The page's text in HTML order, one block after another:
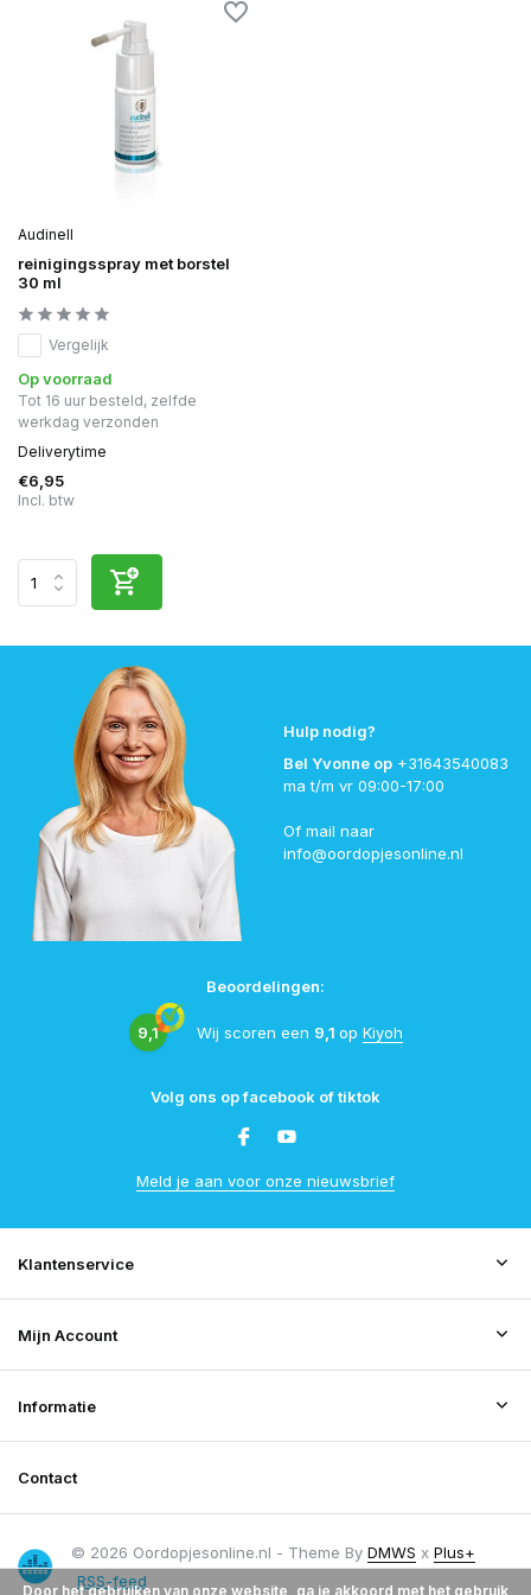
Audinell
reinigingsspray met borstel
30 ml
Vergelijk
Op voorraad
Tot 16 uur besteld, zelfde
werkdag verzonden
Deliverytime
€6,95
Incl. btw
Hulp nodig?
Bel Yvonne op +31643540083
ma t/m vr 09:00-17:00
Of mail naar
info@oordopjesonline.nl
Beoordelingen:
9,1 Wij scoren een 9,1 op Kiyoh
Volg ons op facebook of tiktok
Meld je aan voor onze nieuwsbrief
Klantenservice
Mijn Account
Informatie
Contact
© 2026 Oordopjesonline.nl - Theme By DMWS x Plus+
RSS-feed
Door het gebruiken van onze website, ga je akkoord met het gebruik